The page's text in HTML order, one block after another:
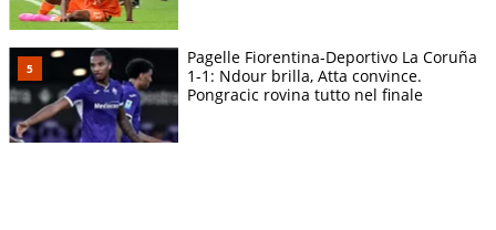
Pagelle Fiorentina-Deportivo La Coruña
1-1: Ndour brilla, Atta convince.
Pongracic rovina tutto nel finale